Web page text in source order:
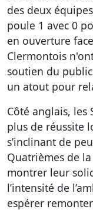
des deux
poule 1 avec 0
en ouverture
Clermontois
soutien du
un atout pour
Côté anglais, les
plus de réussite
s’inclinant de
Quatrièmes de
montrer leur
l’intensité de
espérer